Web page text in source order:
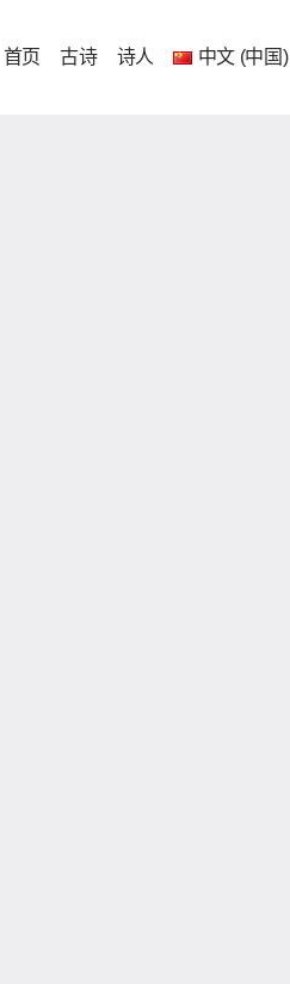
首页 古诗 诗人 中文 (中国)